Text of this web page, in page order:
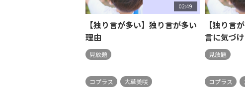
02:49
【独り言が多い】独り言が多い
理由
見放題
コプラス 大草美咲
【独り言
言に気づ
見放題
コプラス